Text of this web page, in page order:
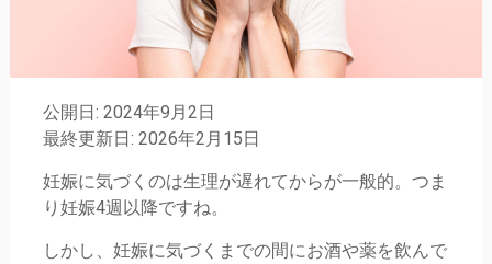
公開日: 2024年9月2日
最終更新日: 2026年2月15日
妊娠に気づくのは生理が遅れてからが一般的。つま
り妊娠4週以降ですね。
しかし、妊娠に気づくまでの間にお酒や薬を飲んで